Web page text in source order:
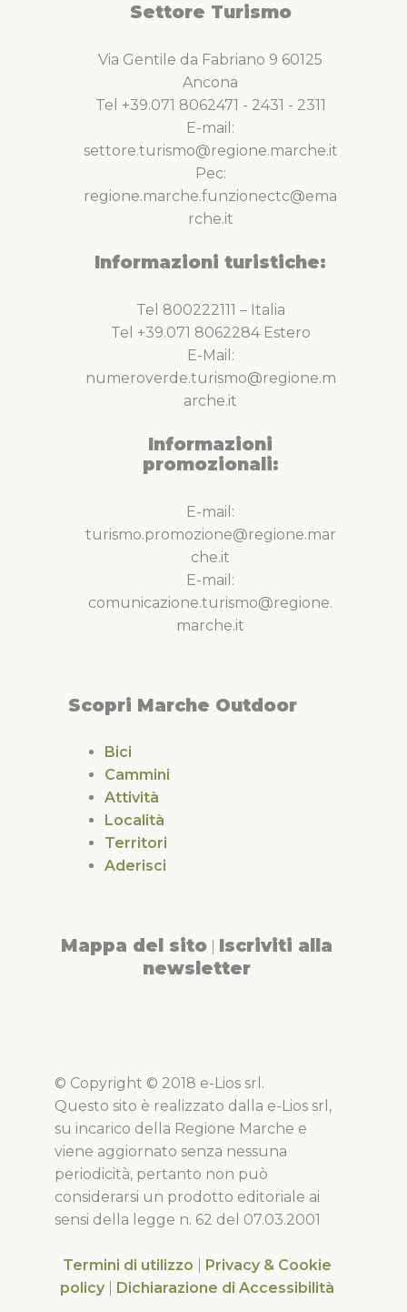
Settore Turismo
Via Gentile da Fabriano 9 60125
Ancona
Tel +39.071 8062471 - 2431 - 2311
E-mail:
settore.turismo@regione.marche.it
Pec:
regione.marche.funzionectc@ema
rche.it
Informazioni turistiche:
Tel 800222111 – Italia
Tel +39.071 8062284 Estero
E-Mail:
numeroverde.turismo@regione.m
arche.it
Informazioni
promozionali:
E-mail:
turismo.promozione@regione.mar
che.it
E-mail:
comunicazione.turismo@regione.
marche.it
Scopri Marche Outdoor
Bici
Cammini
Attività
Località
Territori
Aderisci
Mappa del sito Iscriviti alla
newsletter
© Copyright © 2018 e-Lios srl.
Questo sito è realizzato dalla e-Lios srl,
su incarico della Regione Marche e
viene aggiornato senza nessuna
periodicità, pertanto non può
considerarsi un prodotto editoriale ai
sensi della legge n. 62 del 07.03.2001
Termini di utilizzo
Privacy & Cookie
policy
Dichiarazione di Accessibilità